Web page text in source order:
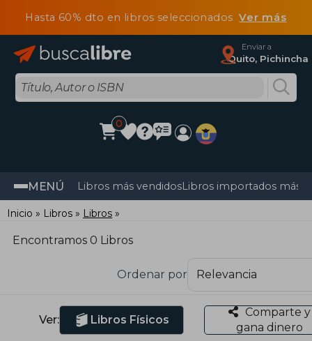
Hasta 60% dto en libros seleccionadosVer más
Enviar a
Quito, Pichincha
0
MENÚ Libros más vendidosLibros importados más
Inicio Libros Libros
Encontramos 0 Libros
Ordenar por
Ver: Libros Físicos
Comparte y
gana dinero